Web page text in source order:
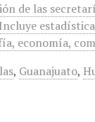
de las
economía,
, Guanajuato,